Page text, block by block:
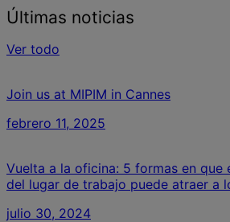
Últimas noticias
Ver todo
Join us at MIPIM in Cannes
febrero 11, 2025
Vuelta a la oficina: 5 formas en que
del lugar de trabajo puede atraer a
julio 30, 2024